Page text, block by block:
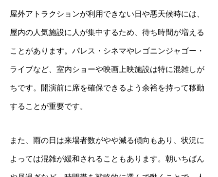
屋外アトラクションが利用できない日や悪天候時には、
屋内の人気施設に人が集中するため、待ち時間が増える
ことがあります。パレス・シネマやレゴニンジャゴー・
ライブなど、室内ショーや映画上映施設は特に混雑しが
ちです。開演前に席を確保できるよう余裕を持って移動
することが重要です。
また、雨の日は来場者数がやや減る傾向もあり、状況に
よっては混雑が緩和されることもあります。朝いちばん